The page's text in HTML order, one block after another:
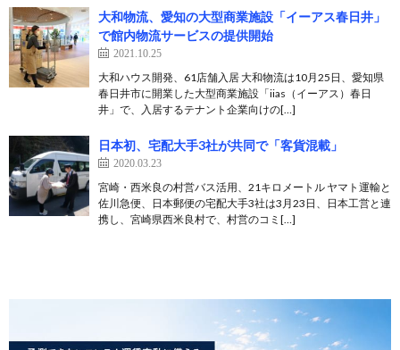
大和物流、愛知の大型商業施設「イーアス春日井」
で館内物流サービスの提供開始
2021.10.25
大和ハウス開発、61店舗入居 大和物流は10月25日、愛知県
春日井市に開業した大型商業施設「iias（イーアス）春日
井」で、入居するテナント企業向けの[…]
日本初、宅配大手3社が共同で「客貨混載」
2020.03.23
宮崎・西米良の村営バス活用、21キロメートル ヤマト運輸と
佐川急便、日本郵便の宅配大手3社は3月23日、日本工営と連
携し、宮崎県西米良村で、村営のコミ[…]